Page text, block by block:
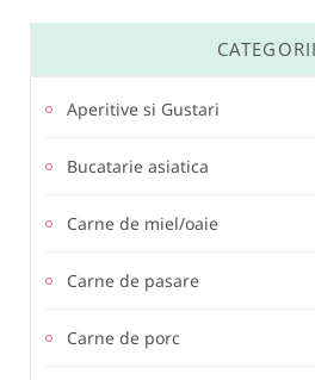
CATEGORII
Aperitive si Gustari
Bucatarie asiatica
Carne de miel/oaie
Carne de pasare
Carne de porc